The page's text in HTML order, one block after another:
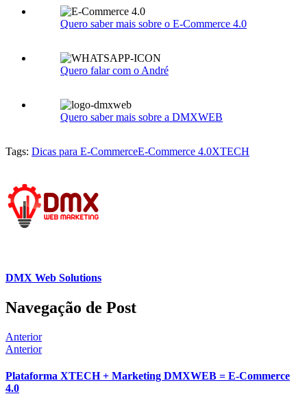
Quero saber mais sobre o E-Commerce 4.0
Quero falar com o André
Quero saber mais sobre a DMXWEB
Tags: Dicas para E-CommerceE-Commerce 4.0XTECH
DMX Web Solutions
Navegação de Post
Anterior
Anterior
Plataforma XTECH + Marketing DMXWEB = E-Commerce
4.0